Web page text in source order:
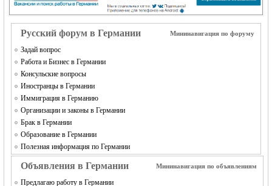
Русский форум в Германии Мининавигация по форуму
Задай вопрос
Работа и Бизнес в Германии
Консульские вопросы
Иностранцы в Германии
Иммиграция в Германию
Организации и законы в Германии
Брак в Германии
Образование в Германии
Полезная информация по Германии
Объявления в Германии Мининавигация по объявлениям
Предлагаю работу в Германии